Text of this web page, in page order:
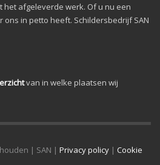
het afgeleverde werk. Of u nu een
ons in petto heeft. Schildersbedrijf SAN
van in welke plaatsen wij
| SAN | Privacy policy | Cookie